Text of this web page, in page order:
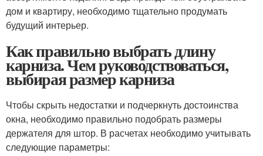
дом и квартиру, необходимо тщательно продумать
будущий интерьер.
Как правильно выбрать длину
карниза. Чем руководствоваться,
выбирая размер карниза
Чтобы скрыть недостатки и подчеркнуть достоинства
окна, необходимо правильно подобрать размеры
держателя для штор. В расчетах необходимо учитывать
следующие параметры: